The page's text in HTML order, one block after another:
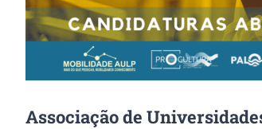
Associação de